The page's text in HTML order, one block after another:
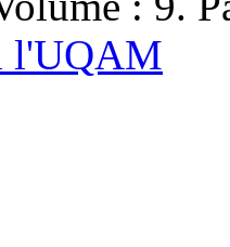
l'UQAM